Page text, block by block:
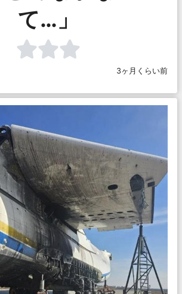
て…」
3ヶ月くらい前